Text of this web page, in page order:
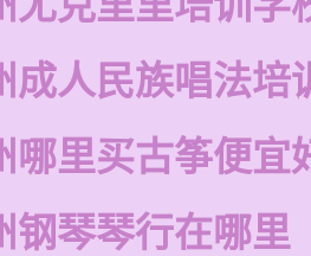
成人民族唱法培
哪里买古筝便宜
钢琴琴行在哪里